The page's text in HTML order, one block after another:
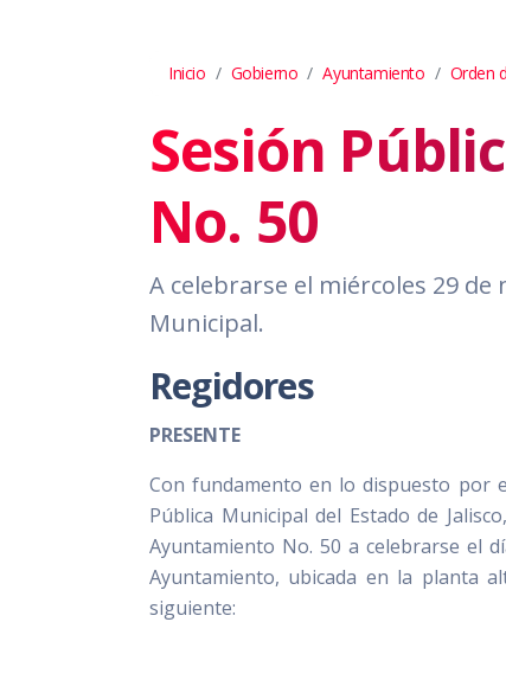
Inicio Gobierno Ayuntamiento Orden
Sesión
No. 50
A celebrarse el miércoles 29 de
Municipal.
Regidores
PRESENTE
Con fundamento en lo dispuesto por
Pública Municipal del Estado de
Ayuntamiento No. 50 a celebrarse el
Ayuntamiento, ubicada en la planta
siguiente: